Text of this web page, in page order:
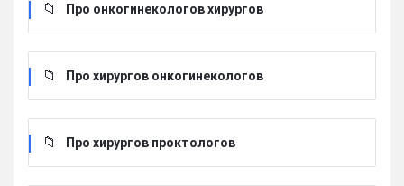
Про онкогинекологов хирургов
Про хирургов онкогинекологов
Про хирургов проктологов